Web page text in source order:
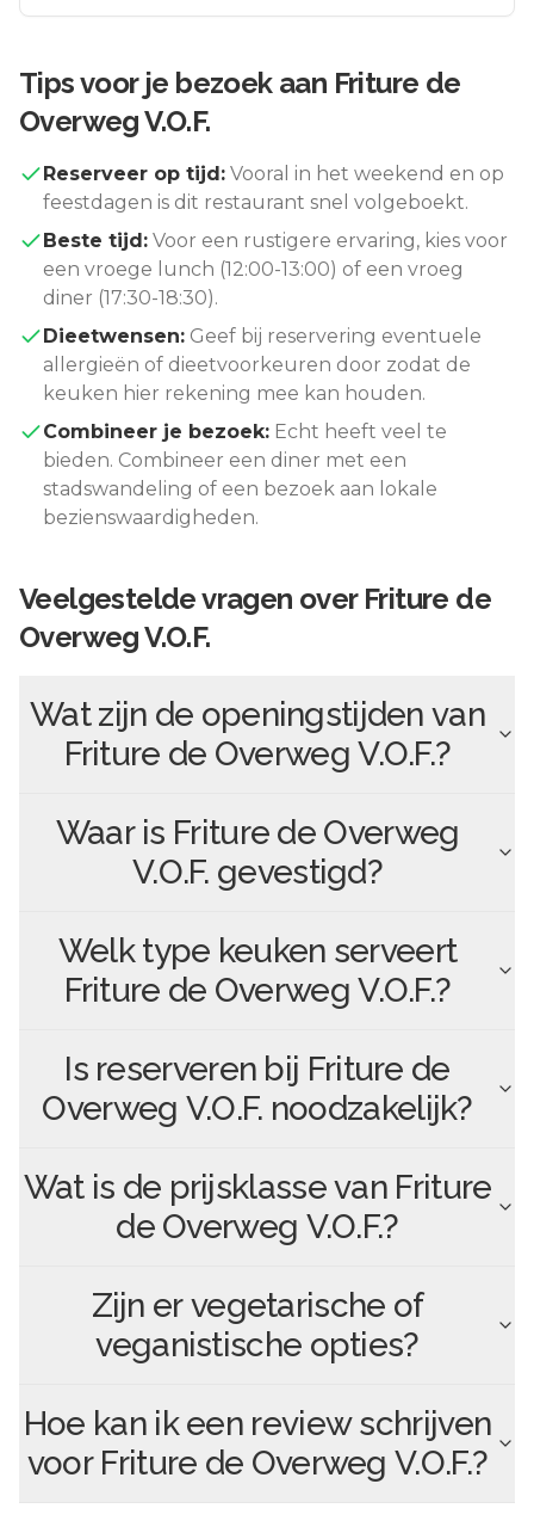
Tips voor je bezoek aan Friture de
Overweg V.O.F.
Reserveer op tijd: Vooral in het weekend en op
feestdagen is dit restaurant snel volgeboekt.
Beste tijd: Voor een rustigere ervaring, kies voor
een vroege lunch (12:00-13:00) of een vroeg
diner (17:30-18:30).
Dieetwensen: Geef bij reservering eventuele
allergieën of dieetvoorkeuren door zodat de
keuken hier rekening mee kan houden.
Combineer je bezoek: Echt heeft veel te
bieden. Combineer een diner met een
stadswandeling of een bezoek aan lokale
bezienswaardigheden.
Veelgestelde vragen over Friture de
Overweg V.O.F.
Wat zijn de openingstijden van
Friture de Overweg V.O.F.?
Waar is Friture de Overweg
V.O.F. gevestigd?
Welk type keuken serveert
Friture de Overweg V.O.F.?
Is reserveren bij Friture de
Overweg V.O.F. noodzakelijk?
Wat is de prijsklasse van Friture
de Overweg V.O.F.?
Zijn er vegetarische of
veganistische opties?
Hoe kan ik een review schrijven
voor Friture de Overweg V.O.F.?